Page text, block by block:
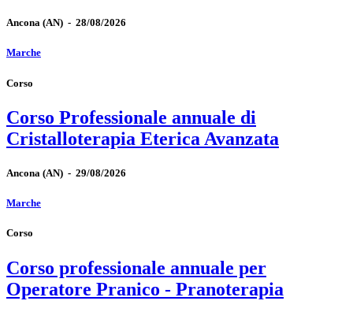
Ancona (AN) - 28/08/2026
Marche
Corso
Corso Professionale annuale di
Cristalloterapia Eterica Avanzata
Ancona (AN) - 29/08/2026
Marche
Corso
Corso professionale annuale per
Operatore Pranico - Pranoterapia